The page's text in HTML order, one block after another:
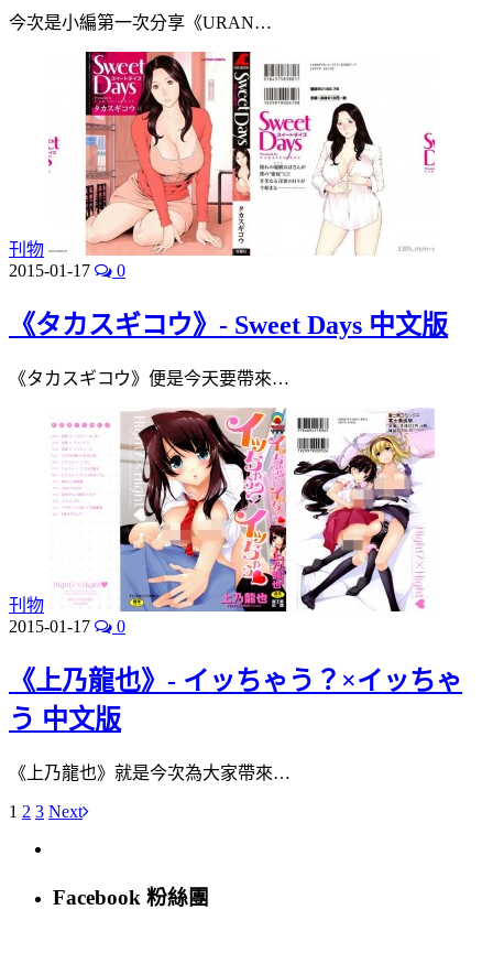
今次是小編第一次分享《URAN…
刊物
2015-01-17
0
《タカスギコウ》- Sweet Days 中文版
《タカスギコウ》便是今天要帶來…
刊物
2015-01-17
0
《上乃龍也》- イッちゃう？×イッちゃ
う 中文版
《上乃龍也》就是今次為大家帶來…
1 2 3 Next
Facebook 粉絲團